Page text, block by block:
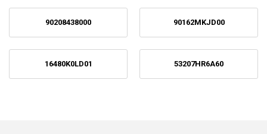
90208438000 90162MKJD00
16480K0LD01 53207HR6A60